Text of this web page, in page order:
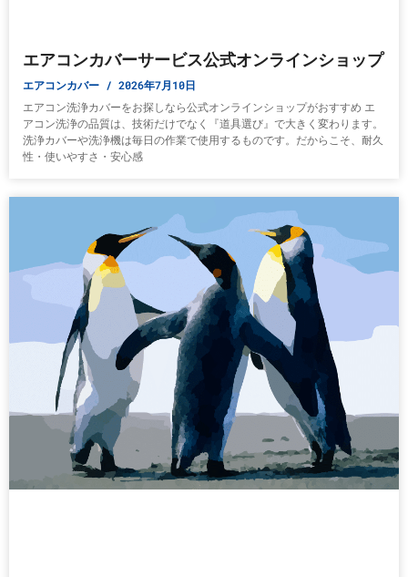
エアコンカバーサービス公式オンラインショップ
エアコンカバー 2026年7月10日
エアコン洗浄カバーをお探しなら公式オンラインショップがおすすめ エ
アコン洗浄の品質は、技術だけでなく『道具選び』で大きく変わります。
洗浄カバーや洗浄機は毎日の作業で使用するものです。だからこそ、耐久
性・使いやすさ・安心感